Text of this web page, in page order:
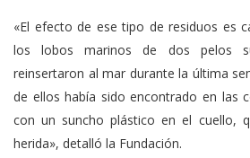
«El efecto de ese tipo de residuos es
los lobos marinos de dos pelos
reinsertaron al mar durante la última
de ellos había sido encontrado en las
con un suncho plástico en el cuello,
herida», detalló la Fundación.